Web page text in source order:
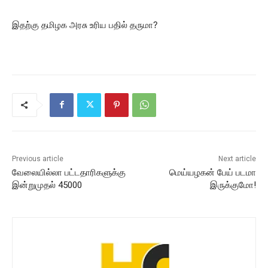
இதற்கு தமிழக அரசு உரிய பதில் தருமா?
Previous article
வேலையில்லா பட்டதாரிகளுக்கு
இன்றுமுதல் 45000
Next article
மெய்யழகன் பேய் படமா
இருக்குமோ!